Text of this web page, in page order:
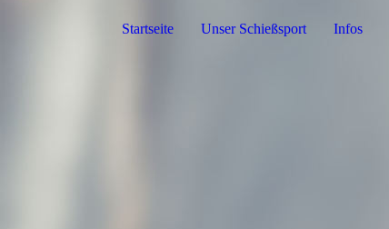
Startseite Unser Schießsport Infos